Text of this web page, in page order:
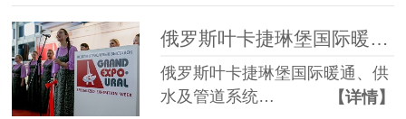
俄罗斯叶卡捷琳堡国际暖通、供
水及管道系统…
【详情】